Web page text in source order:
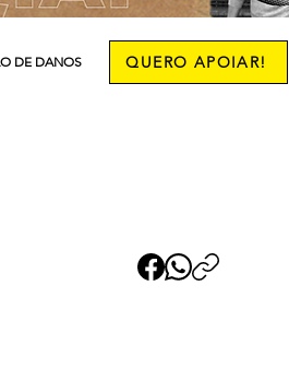
DE DANOS More
QUERO APOIAR!